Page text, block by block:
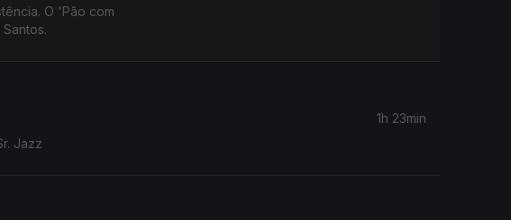
O 'Pão com
Duarte, na Antena1 recordámos, com alguns amigos, o Sr. Jazz
1h 23min